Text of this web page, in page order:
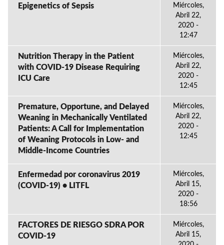
Epigenetics of Sepsis
Miércoles,
Abril 22,
2020 -
12:47
Nutrition Therapy in the Patient
with COVID-19 Disease Requiring
ICU Care
Miércoles,
Abril 22,
2020 -
12:45
Premature, Opportune, and Delayed
Weaning in Mechanically Ventilated
Patients: A Call for Implementation
of Weaning Protocols in Low- and
Middle-Income Countries
Miércoles,
Abril 22,
2020 -
12:45
Enfermedad por coronavirus 2019
(COVID-19) • LITFL
Miércoles,
Abril 15,
2020 -
18:56
FACTORES DE RIESGO SDRA POR
COVID-19
Miércoles,
Abril 15,